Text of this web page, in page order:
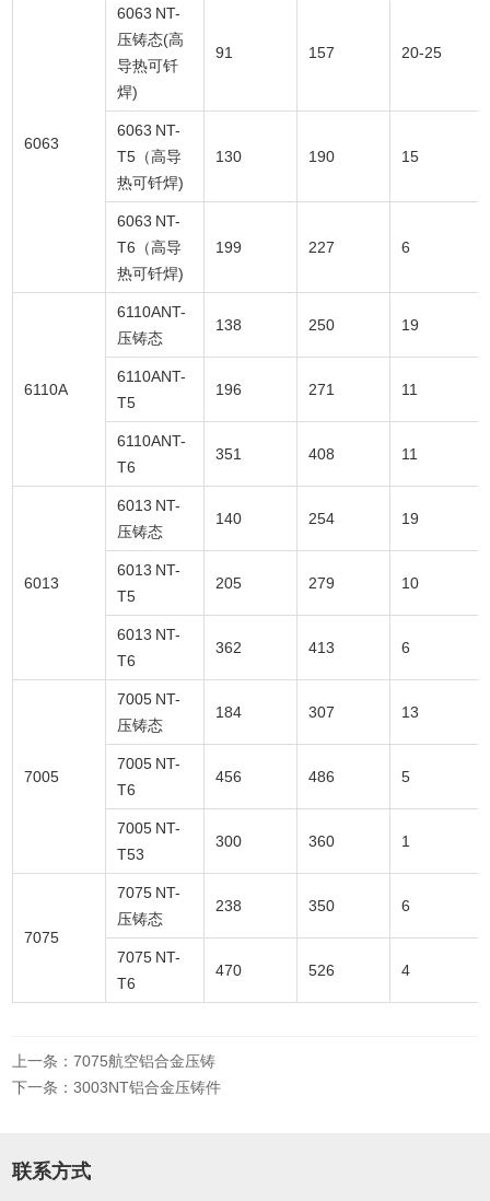
6063
6063 NT-
压铸态(高
导热可钎
焊)
91 157 20-25
6063 NT-
T5（高导
热可钎焊)
130 190 15
6063 NT-
T6（高导
热可钎焊)
199 227 6
6110A
6110ANT-
压铸态
138 250 19
6110ANT-
T5
196 271 11
6110ANT-
T6
351 408 11
6013
6013 NT-
压铸态
140 254 19
6013 NT-
T5
205 279 10
6013 NT-
T6
362 413 6
7005
7005 NT-
压铸态
184 307 13
7005 NT-
T6
456 486 5
7005 NT-
T53
300 360 1
7075
7075 NT-
压铸态
238 350 6
7075 NT-
T6
470 526 4
上一条：7075航空铝合金压铸
下一条：3003NT铝合金压铸件
联系方式